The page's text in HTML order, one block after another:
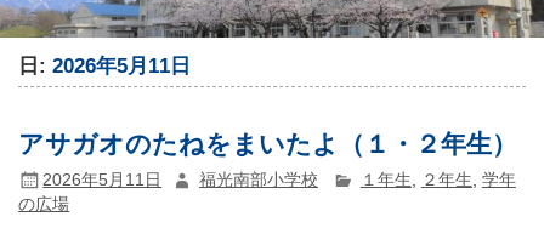
日:2026年5月11日
アサガオのたねをまいたよ（１・２年生）
2026年5月11日 福光南部小学校 １年生 ２年生 学年
の広場